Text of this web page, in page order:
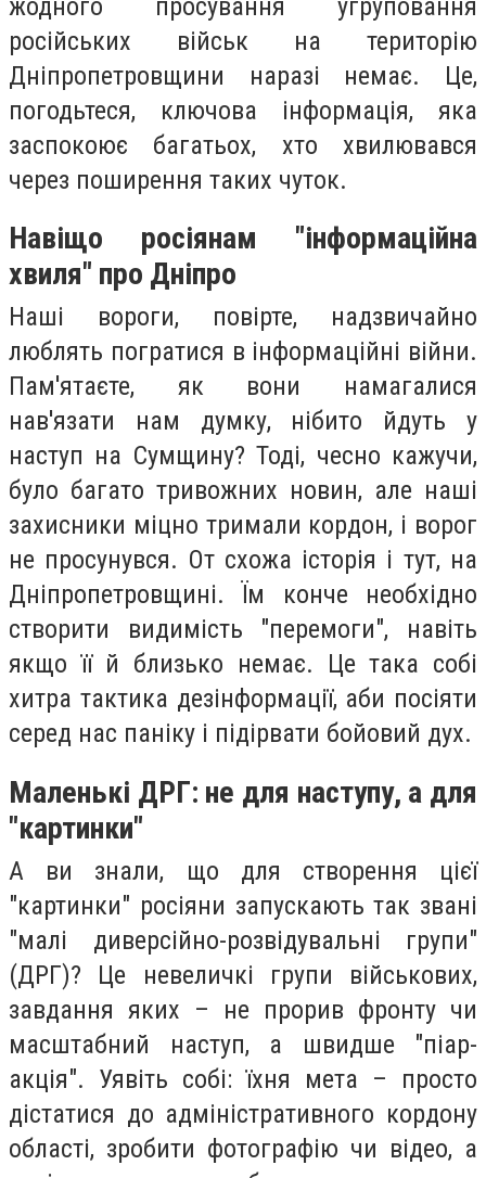
російських військ на територію
Дніпропетровщини наразі немає. Це,
погодьтеся, ключова інформація, яка
заспокоює багатьох, хто хвилювався
через поширення таких чуток.
Навіщо росіянам "інформаційна
хвиля" про Дніпро
Наші вороги, повірте, надзвичайно
люблять погратися в інформаційні війни.
Пам'ятаєте, як вони намагалися
нав'язати нам думку, нібито йдуть у
наступ на Сумщину? Тоді, чесно кажучи,
було багато тривожних новин, але наші
захисники міцно тримали кордон, і ворог
не просунувся. От схожа історія і тут, на
Дніпропетровщині. Їм конче необхідно
створити видимість "перемоги", навіть
якщо її й близько немає. Це така собі
хитра тактика дезінформації, аби посіяти
серед нас паніку і підірвати бойовий дух.
Маленькі ДРГ: не для наступу, а для
"картинки"
А ви знали, що для створення цієї
"картинки" росіяни запускають так звані
"малі диверсійно-розвідувальні групи"
(ДРГ)? Це невеличкі групи військових,
завдання яких – не прорив фронту чи
масштабний наступ, а швидше "піар-
акція". Уявіть собі: їхня мета – просто
дістатися до адміністративного кордону
області, зробити фотографію чи відео, а